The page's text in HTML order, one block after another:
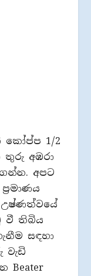
කෝප්ප 1/2
තුරු අඹරා
අපට
උෂ්ණත්වයේ
වී තිබිය
සඳහා
වැඩි
Beater